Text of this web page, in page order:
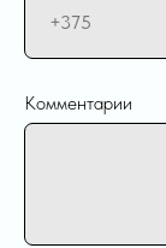
Комментарии